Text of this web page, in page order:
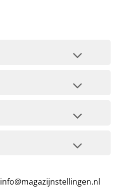
info@magazijnstellingen.nl